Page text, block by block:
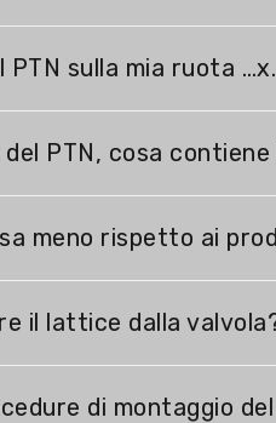
PTN sulla mia ruota
PTN, cosa
meno rispetto ai
il lattice dalla
di montaggio